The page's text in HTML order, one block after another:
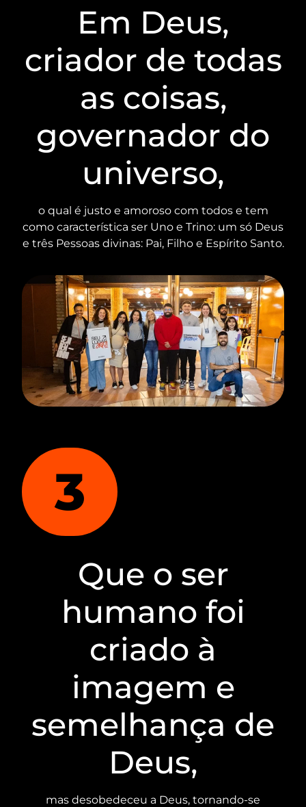
Em Deus,
criador de todas
as coisas,
governador do
universo,
o qual é justo e amoroso com todos e tem
como característica ser Uno e Trino: um só Deus
e três Pessoas divinas: Pai, Filho e Espírito Santo.
3
Que o ser
humano foi
criado à
imagem e
semelhança de
Deus,
mas desobedeceu a Deus, tornando-se